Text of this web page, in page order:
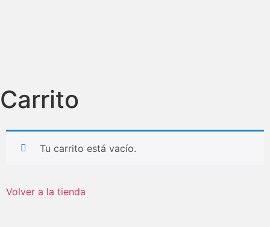
Carrito
Tu carrito está vacío.
Volver a la tienda